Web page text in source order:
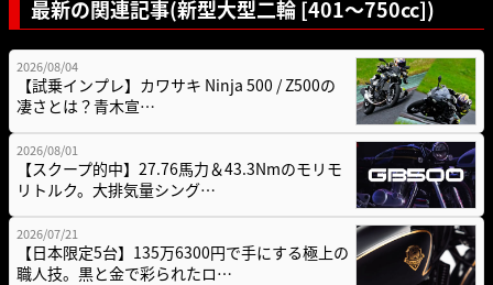
最新の関連記事(新型大型二輪 [401〜750cc])
2026/08/04
【試乗インプレ】カワサキ Ninja 500 / Z500の
凄さとは？青木宣…
2026/08/01
【スクープ的中】27.76馬力＆43.3Nmのモリモ
リトルク。大排気量シング…
2026/07/21
【日本限定5台】135万6300円で手にする極上の
職人技。黒と金で彩られたロ…